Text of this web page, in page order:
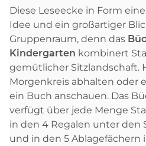
Diese Leseecke in Form
Idee und ein großartiger
Gruppenraum, denn das
Kindergarten kombinert
gemütlicher Sitzlandschaft.
Morgenkreis abhalten oder
ein Buch anschauen. Das
verfügt über jede Menge
in den 4 Regalen unter den
und in den 5 Ablagefächern